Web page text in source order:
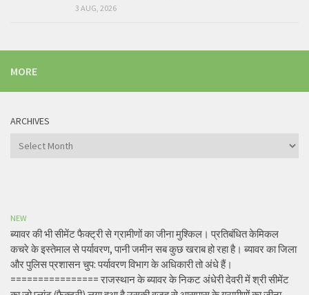
3 AUG, 2026
MORE
ARCHIVES
Archives
NEW
ब्यावर की भी सीमेंट फैक्ट्री से ग्रामीणों का जीना मुश्किल। प्रतिबंधित केमिकल
कचरे के इस्तेमाल से पर्यावरण, पानी जमीन सब कुछ खराब हो रहा है। ब्यावर का जिला
और पुलिस प्रशासन चुप: पर्यावरण विभाग के अधिकारी तो अंधे हैं।
================ राजस्थान के ब्यावर के निकट अंधेरी देवरी में श्री सीमेंट